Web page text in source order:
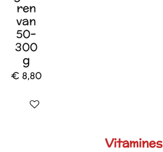
ren
van
50-
300
g
€ 8,80
Houd mij op de hoogte
Vitamines